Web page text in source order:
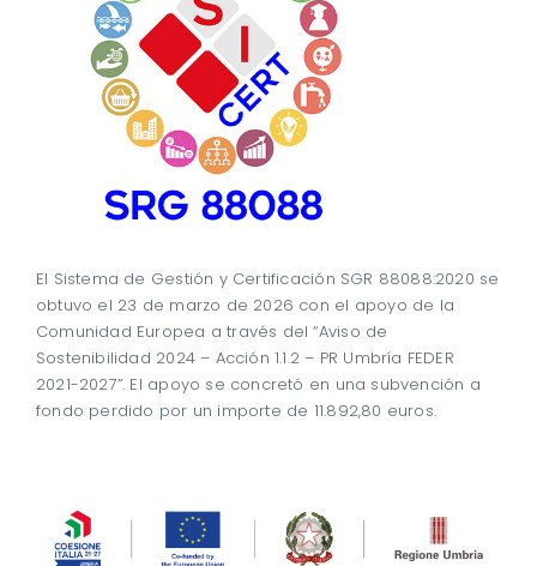
El Sistema de Gestión y Certificación SGR 88088:2020 se
obtuvo el 23 de marzo de 2026 con el apoyo de la
Comunidad Europea a través del “Aviso de
Sostenibilidad 2024 – Acción 1.1.2 – PR Umbría FEDER
2021-2027”. El apoyo se concretó en una subvención a
fondo perdido por un importe de 11.892,80 euros.